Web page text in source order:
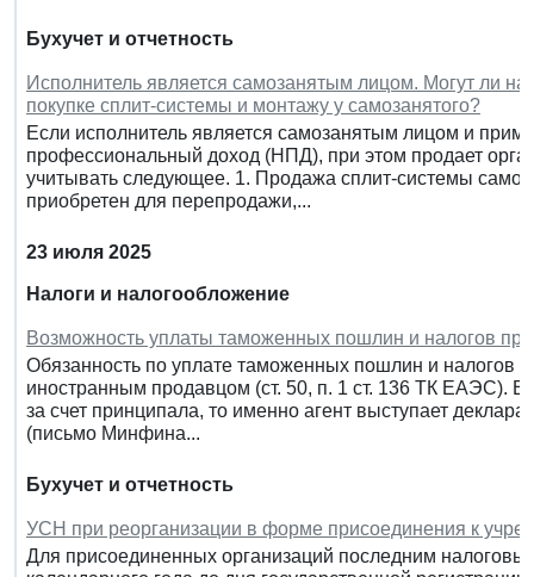
Бухучет и отчетность
Исполнитель является самозанятым лицом. Могут ли
покупке сплит-системы и монтажу у самозанятого?
Если исполнитель является самозанятым лицом и
профессиональный доход (НПД), при этом продает
учитывать следующее. 1. Продажа сплит-системы
приобретен для перепродажи,...
23 июля 2025
Налоги и налогообложение
Возможность уплаты таможенных пошлин и налогов
Обязанность по уплате таможенных пошлин и налогов
иностранным продавцом (ст. 50, п. 1 ст. 136 ТК ЕАЭС).
за счет принципала, то именно агент выступает
(письмо Минфина...
Бухучет и отчетность
УСН при реорганизации в форме присоединения к
Для присоединенных организаций последним